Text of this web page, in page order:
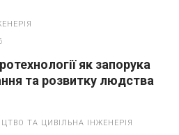
як запорука
та розвитку людства
ТА ЦИВІЛЬНА ІНЖЕНЕРІЯ